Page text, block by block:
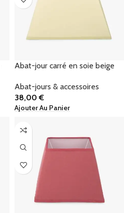
Abat-jour carré en soie beige
Abat-jours & accessoires
38,00€
Ajouter Au Panier